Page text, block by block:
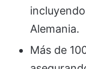
Alemania.
Más de